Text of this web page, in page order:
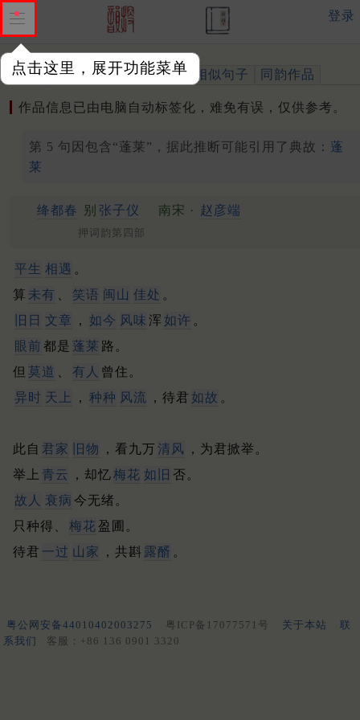
点击这里，展开功能菜单
登录
作品 标注四声 出处、引用 相似句子 同韵作品
作品信息已由电脑自动标签化，难免有误，仅供参考。
第 5 句因包含“蓬莱”，据此推断可能引用了典故： 蓬
莱
绛都春 别 张子仪 南宋 · 赵彦端
押词韵第四部
平生 相遇 。
算 未有 笑语 闽山 佳处 。
旧日 文章 ， 如今 风味 浑 如许 。
眼前 都是 蓬莱 路。
但 莫道 有人 曾住。
异时 天上 ， 种种 风流 ，待君 如故 。
此自 君家 旧物 ，看九万清风
，为君掀举。
举上 青云 ，却忆梅花 如旧 否。
故人 衰病 今无绪。
只种得、
梅花盈圃。
待君 一过 山家 ，共斟 露醑 。
粤公网安备44010402003275 粤ICP备17077571号 关于本站
联
系我们
客服：+86 136 0901 3320